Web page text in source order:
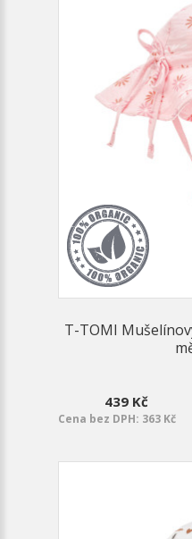
T-TOMI
439 Kč
Cena bez DPH: 363 Kč